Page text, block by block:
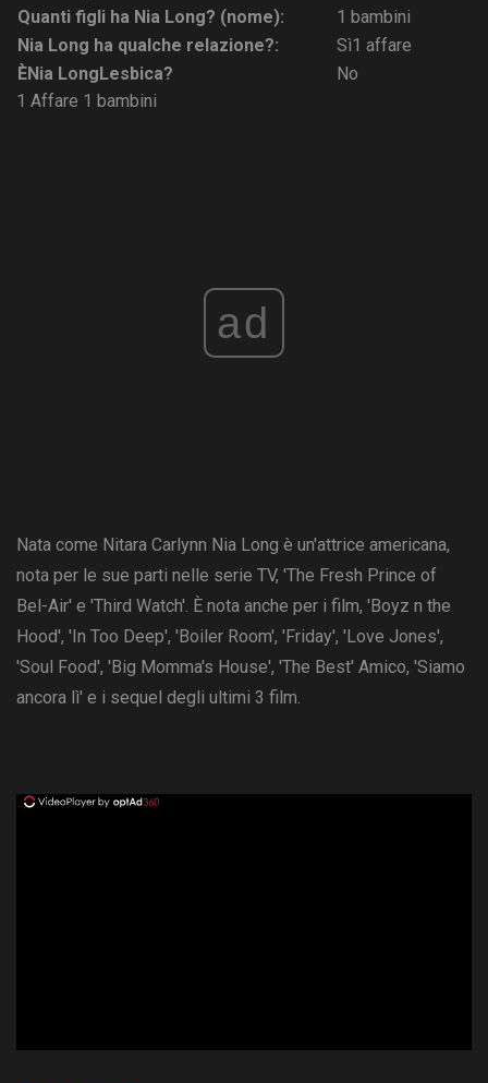
Quanti figli ha Nia Long? (nome):
1 bambini
Nia Long ha qualche relazione?:
Sì1 affare
ÈNia LongLesbica?
No
1 Affare 1 bambini
ad
Nata come Nitara Carlynn Nia Long è un'attrice americana,
nota per le sue parti nelle serie TV, 'The Fresh Prince of
Bel-Air' e 'Third Watch'. È nota anche per i film, 'Boyz n the
Hood', 'In Too Deep', 'Boiler Room', 'Friday', 'Love Jones',
'Soul Food', 'Big Momma's House', 'The Best' Amico, 'Siamo
ancora lì' e i sequel degli ultimi 3 film.